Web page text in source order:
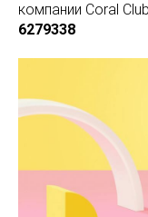
компании Coral
6279338